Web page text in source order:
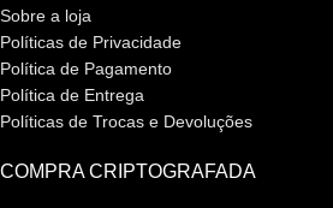
Sobre a loja
Políticas de Privacidade
Política de Pagamento
Política de Entrega
Políticas de Trocas e Devoluções
COMPRA CRIPTOGRAFADA